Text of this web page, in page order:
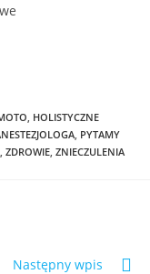
HOLISTYCZNE
PYTAMY
ZDROWIE ZNIECZULENIA
Następny wpis